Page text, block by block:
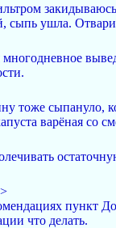
сыпь ушла.
тоже сыпануло,
варёная со
пункт
что делать.